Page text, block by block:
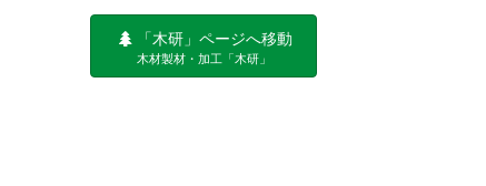
「木研」ページへ移動
木材製材・加工「木研」